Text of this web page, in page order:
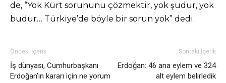
de, “Yok Kürt sorununu çözmektir, yok şudur, yok
budur… Türkiye’de böyle bir sorun yok” dedi.
Önceki İçerik
İş dünyası, Cumhurbaşkanı
Erdoğan’ın kararı için ne yorum
Sonraki İçerik
Erdoğan: 46 ana eylem ve 324
alt eylem belirledik